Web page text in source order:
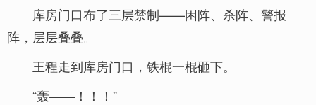
库房门口布了三层禁制——困阵、杀阵、警报
阵，层层叠叠。
王程走到库房门口，铁棍一棍砸下。
“轰——！！！”